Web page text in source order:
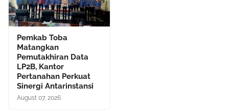
Pemkab Toba
Matangkan
Pemutakhiran Data
LP2B, Kantor
Pertanahan Perkuat
Sinergi Antarinstansi
August 07, 2026